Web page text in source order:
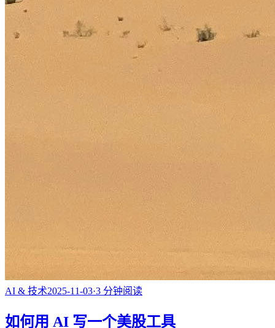
AI & 技术2025-11-03·3 分钟阅读
如何用 AI 写一个美股工具